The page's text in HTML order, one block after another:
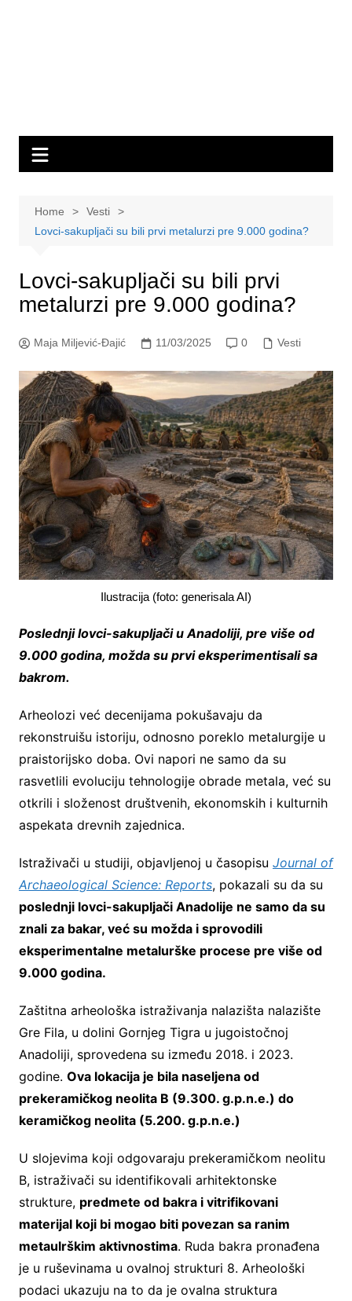
Home
Vesti
Lovci-sakupljači su bili prvi metalurzi pre 9.000 godina?
Lovci-sakupljači su bili prvi
metalurzi pre 9.000 godina?
Maja Miljević-Đajić 11/03/2025 0 Vesti
Ilustracija (foto: generisala AI)
Poslednji lovci-sakupljači u Anadoliji, pre više od
9.000 godina, možda su prvi eksperimentisali sa
bakrom.
Arheolozi već decenijama pokušavaju da
rekonstruišu istoriju, odnosno poreklo metalurgije u
praistorijsko doba. Ovi napori ne samo da su
rasvetlili evoluciju tehnologije obrade metala, već su
otkrili i složenost društvenih, ekonomskih i kulturnih
aspekata drevnih zajednica.
Istraživači u studiji, objavljenoj u časopisu Journal of
Archaeological Science: Reports, pokazali su da su
poslednji lovci-sakupljači Anadolije ne samo da su
znali za bakar, već su možda i sprovodili
eksperimentalne metalurške procese pre više od
9.000 godina.
Zaštitna arheološka istraživanja nalazišta nalazište
Gre Fila, u dolini Gornjeg Tigra u jugoistočnoj
Anadoliji, sprovedena su između 2018. i 2023.
godine. Ova lokacija je bila naseljena od
prekeramičkog neolita B (9.300. g.p.n.e.) do
keramičkog neolita (5.200. g.p.n.e.)
U slojevima koji odgovaraju prekeramičkom neolitu
B, istraživači su identifikovali arhitektonske
strukture, predmete od bakra i vitrifikovani
materijal koji bi mogao biti povezan sa ranim
metaulrškim aktivnostima. Ruda bakra pronađena
je u ruševinama u ovalnoj strukturi 8. Arheološki
podaci ukazuju na to da je ovalna struktura